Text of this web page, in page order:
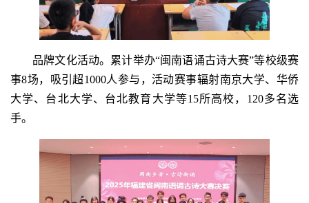
品牌文化活动。累计举办“闽南语诵古诗大赛”等校级赛
事8场，吸引超1000人参与，活动赛事辐射南京大学、华侨
大学、台北大学、台北教育大学等15所高校，120多名选
手。